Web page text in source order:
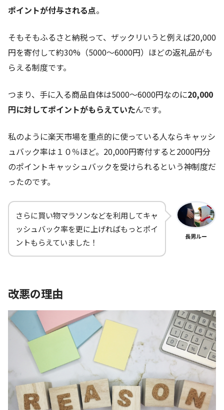
ポイントが付与される点。
そもそもふるさと納税って、ザックリいうと例えば20,000
円を寄付して約30%（5000～6000円）ほどの返礼品がも
らえる制度です。
つまり、手に入る商品自体は5000～6000円なのに20,000
円に対してポイントがもらえていたんです。
私のように楽天市場を重点的に使っている人ならキャッシ
ュバック率は１０％ほど。20,000円寄付すると2000円分
のポイントキャッシュバックを受けられるという神制度だ
ったのです。
さらに買い物マラソンなどを利用してキャ
ッシュバック率を更に上げればもっとポイ
ントもらえていました！
長男ルー
改悪の理由